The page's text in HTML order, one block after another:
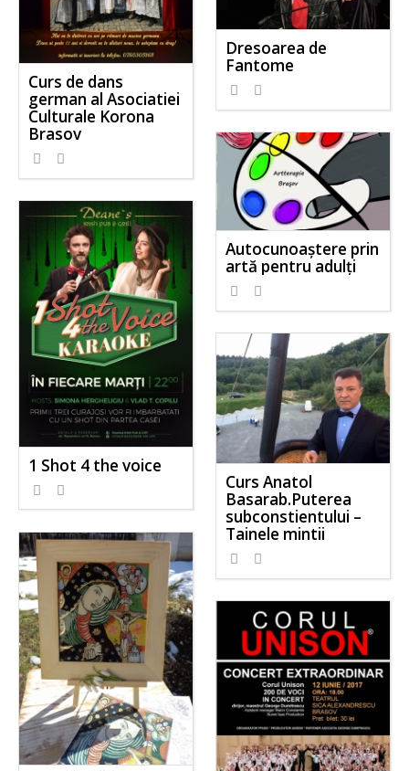
Dresoarea de
Fantome
Curs de dans
german al Asociatiei
Culturale Korona
Brasov
Autocunoaştere prin
artă pentru adulţi
1 Shot 4 the voice
Curs Anatol
Basarab.Puterea
subconstientului –
Tainele mintii